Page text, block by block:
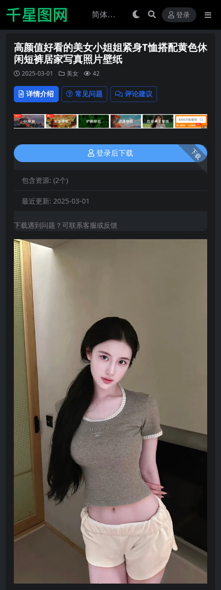
登录
高颜值好看的美女小姐姐紧身T恤搭配黄色休
闲短裤居家写真照片壁纸
2025-03-01 美女 42
详情介绍 常见问题 评论建议
下载
登录后下载
包含资源: (2个)
最近更新: 2025-03-01
下载遇到问题？可联系客服或反馈